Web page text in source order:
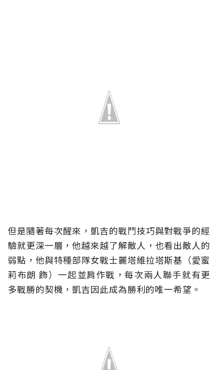
但是隨著每次醒來，凱吉的戰鬥技巧與對戰爭的經
驗就更深一層，他越來越了解敵人，也看出敵人的
弱點，他與特種部隊女戰士麗塔維拉塔斯基（愛蜜
莉布朗 飾）一起並肩作戰，每次兩人聯手就有更
多戰勝的契機，凱吉因此成為勝利的唯一希望。